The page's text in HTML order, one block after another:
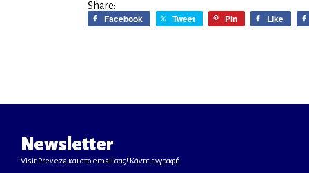
Share:
Facebook Tweet Pin Like
Newsletter
Visit Preveza και στο email σας! Κάντε εγγραφή